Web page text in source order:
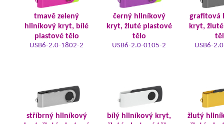
tmavě zelený
hliníkový kryt, bílé
plastové tělo
USB6-2.0-1802-2
černý hliníkový
kryt, žluté plastové
tělo
USB6-2.0-0105-2
grafitová
kryt,
USB6-
stříbrný hliníkový
bílý hliníkový kryt,
žlutý